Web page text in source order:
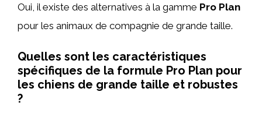
Oui, il existe des alternatives à la gamme Pro Plan
pour les animaux de compagnie de grande taille.
Quelles sont les caractéristiques
spécifiques de la formule Pro Plan pour
les chiens de grande taille et robustes
?